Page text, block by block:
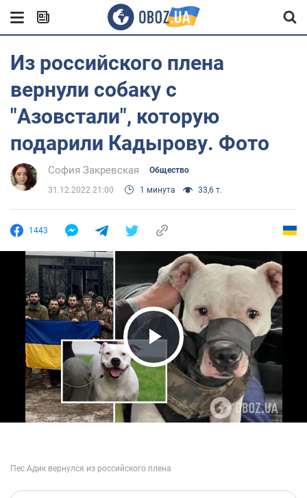
Из российского плена
вернули собаку с
"Азовстали", которую
подарили Кадырову. Фото
София Закревская Общество
31.12.2022 21:00 1 минута 33,6 т.
1443
Play Video